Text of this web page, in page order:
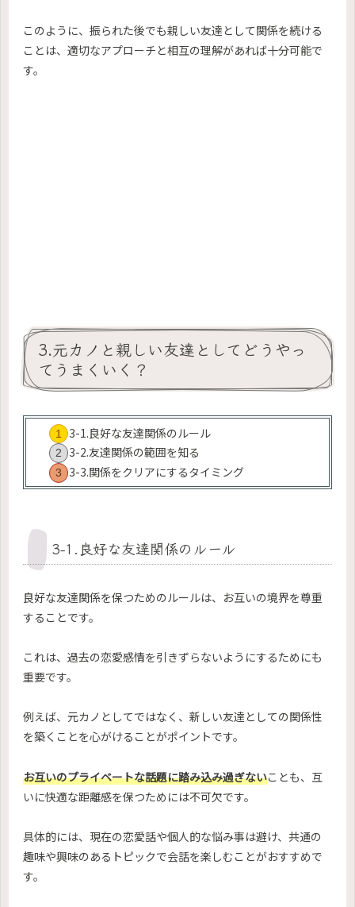
このように、振られた後でも親しい友達として関係を続ける
ことは、適切なアプローチと相互の理解があれば十分可能で
す。
3.元カノと親しい友達としてどうやっ
てうまくいく？
3-1.良好な友達関係のルール
3-2.友達関係の範囲を知る
3-3.関係をクリアにするタイミング
3-1.良好な友達関係のルール
良好な友達関係を保つためのルールは、お互いの境界を尊重
することです。
これは、過去の恋愛感情を引きずらないようにするためにも
重要です。
例えば、元カノとしてではなく、新しい友達としての関係性
を築くことを心がけることがポイントです。
お互いのプライベートな話題に踏み込み過ぎないことも、互
いに快適な距離感を保つためには不可欠です。
具体的には、現在の恋愛話や個人的な悩み事は避け、共通の
趣味や興味のあるトピックで会話を楽しむことがおすすめで
す。